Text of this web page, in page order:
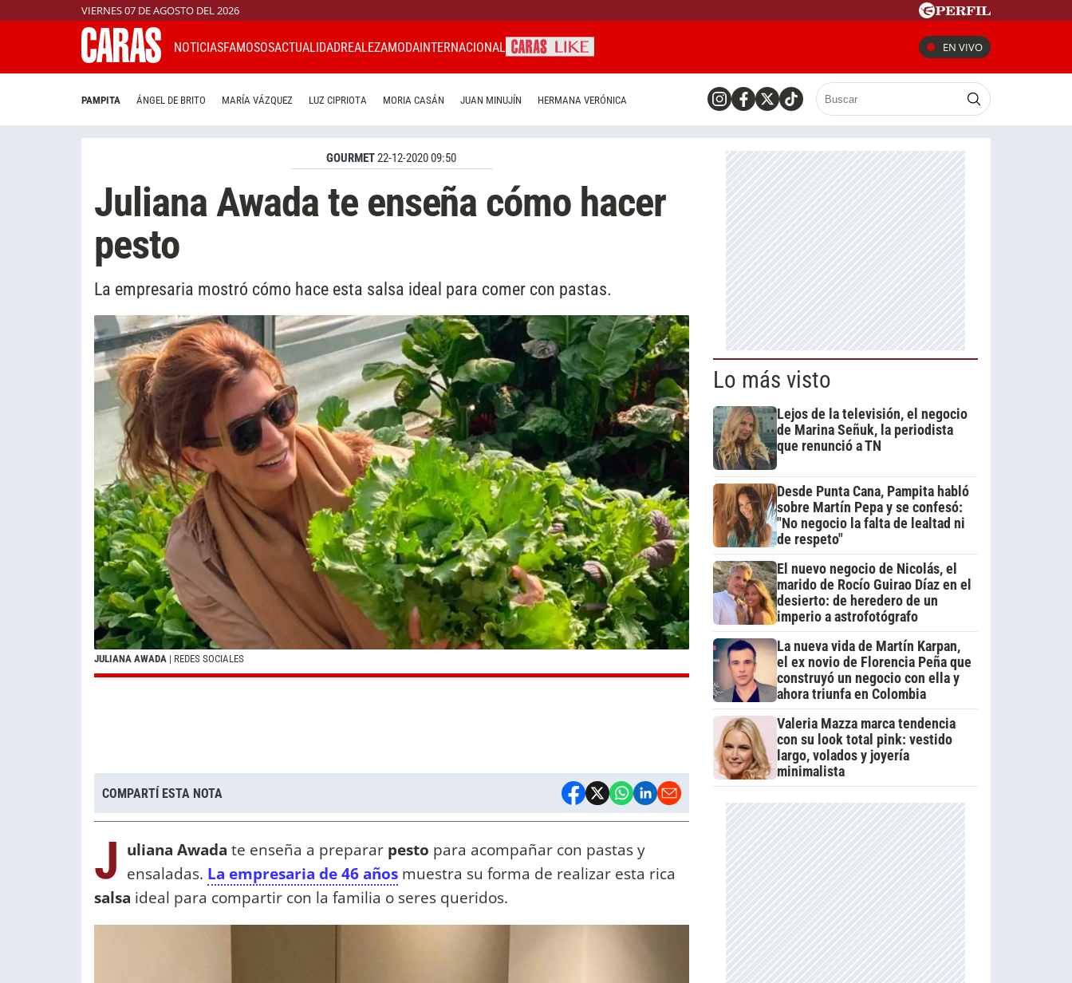
VIERNES 07 DE AGOSTO DEL 2026
NOTICIASFAMOSOSACTUALIDADREALEZAMODAINTERNACIONAL EN VIVO
PAMPITA ÁNGEL DE BRITO MARÍA VÁZQUEZ LUZ CIPRIOTA MORIA CASÁN JUAN MINUJÍN HERMANA VERÓNICA
GOURMET22-12-2020 09:50
Juliana Awada te enseña cómo hacer
pesto
La empresaria mostró cómo hace esta salsa ideal para comer con pastas.
JULIANA AWADA | REDES SOCIALES
COMPARTÍ ESTA NOTA
J uliana Awada te enseña a preparar pesto para acompañar con pastas y
ensaladas. La empresaria de 46 años muestra su forma de realizar esta rica
salsa ideal para compartir con la familia o seres queridos.
Lo más visto
Lejos de la televisión, el negocio
de Marina Señuk, la periodista
que renunció a TN
Desde Punta Cana, Pampita habló
sobre Martín Pepa y se confesó:
"No negocio la falta de lealtad ni
de respeto"
El nuevo negocio de Nicolás, el
marido de Rocío Guirao Díaz en el
desierto: de heredero de un
imperio a astrofotógrafo
La nueva vida de Martín Karpan,
el ex novio de Florencia Peña que
construyó un negocio con ella y
ahora triunfa en Colombia
Valeria Mazza marca tendencia
con su look total pink: vestido
largo, volados y joyería
minimalista